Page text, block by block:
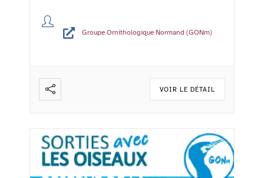
Groupe Ornithologique Normand (GONm)
VOIR LE DÉTAIL